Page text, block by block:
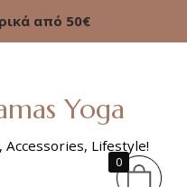
από 50€
Yoga
Accessories, Lifestyle!
0